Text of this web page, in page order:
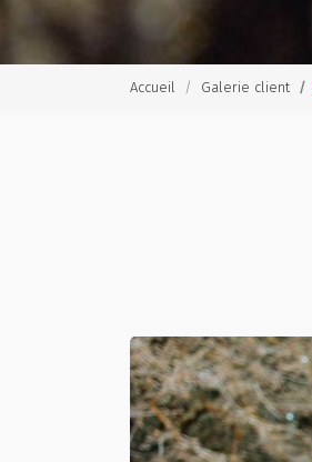
Accueil Galerie client